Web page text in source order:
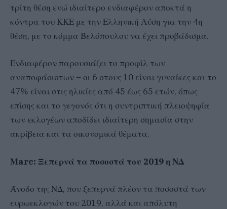
τρίτη θέση ενώ ιδιαίτερο ενδιαφέρον αποκτά η
κόντρα του ΚΚΕ με την Ελληνική Λύση για την 4η
θέση, με το κόμμα Βελόπουλου να έχει προβάδισμα.
Ενδιαφέρον παρουσιάζει το προφίλ των
αναποφάσιστων – οι 6 στους 10 είναι γυναίκες και το
47% είναι στις ηλικίες από 45 έως 65 ετών, όπως
επίσης και το γεγονός ότι η συντριπτική πλειοψηφία
των εκλογέων αποδίδει ιδιαίτερη σημασία στην
ακρίβεια και τα οικονομικά θέματα.
Μarc: Ξεπερνά τα ποσοστά του 2019 η ΝΔ
Άνοδο της ΝΔ, που ξεπερνά πλέον τα ποσοστά των
ευρωεκλογών του 2019, αλλά και απόλυτη